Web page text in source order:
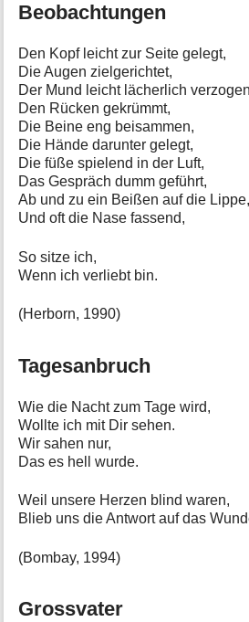
Beobachtungen
Den Kopf leicht zur Seite gelegt,
Die Augen zielgerichtet,
Der Mund leicht lächerlich
Den Rücken gekrümmt,
Die Beine eng beisammen,
Die Hände darunter gelegt,
Die füße spielend in der Luft,
Das Gespräch dumm geführt,
Ab und zu ein Beißen auf die Lippe,
Und oft die Nase fassend,
So sitze ich,
Wenn ich verliebt bin.
(Herborn, 1990)
Tagesanbruch
Wie die Nacht zum Tage wird,
Wollte ich mit Dir sehen.
Wir sahen nur,
Das es hell wurde.
Weil unsere Herzen blind waren,
Blieb uns die Antwort auf das
(Bombay, 1994)
Grossvater